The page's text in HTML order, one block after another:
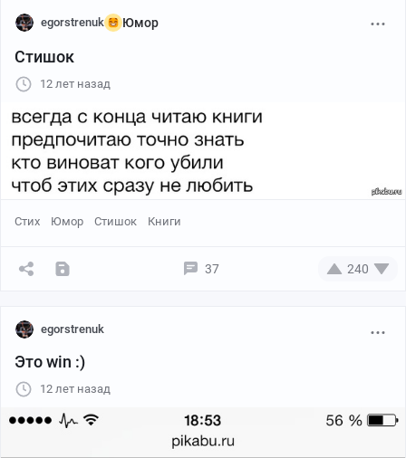
egorstrenuk Юмор
Стишок
12 лет назад
Стих Юмор Стишок Книги
37 240
egorstrenuk
Это win :)
12 лет назад